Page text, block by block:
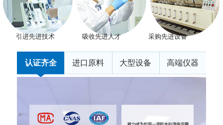
引进先进技术 吸收先进人才 采购先进设备
认证齐全 进口原料 大型设备 高端仪器